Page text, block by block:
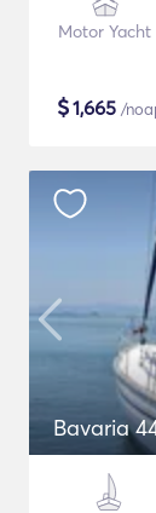
Motor Yacht
$1,665 /
Bavaria